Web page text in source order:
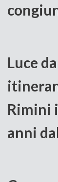
Luce
Rimini
anni